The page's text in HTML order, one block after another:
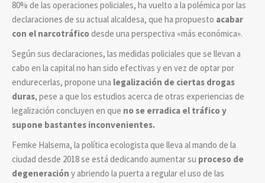
80% de las operaciones policiales, ha vuelto a la polémica por las
declaraciones de su actual alcaldesa, que ha propuesto acabar
con el narcotráficodesde una perspectiva «más económica».
Según sus declaraciones, las medidas policiales que se llevan a
cabo en la capital no han sido efectivas y en vez de optar por
endurecerlas, propone una legalización de ciertas drogas
duras, pese a que los estudios acerca de otras experiencias de
legalización concluyen en que no se erradica el tráfico y
supone bastantes inconvenientes.
Femke Halsema, la política ecologista que lleva al mando de la
ciudad desde 2018 se está dedicando aumentar su proceso de
degeneración y abriendo la puerta a regular el uso de las